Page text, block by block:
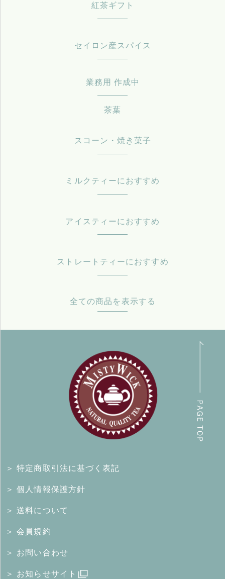
紅茶ギフト
セイロン産スパイス
業務用 作成中
茶葉
スコーン・焼き菓子
ミルクティーにおすすめ
アイスティーにおすすめ
ストレートティーにおすすめ
全ての商品を表示する
＞ 特定商取引法に基づく表記
＞ 個人情報保護方針
＞ 送料について
＞ 会員規約
＞ お問い合わせ
＞ お知らせサイト